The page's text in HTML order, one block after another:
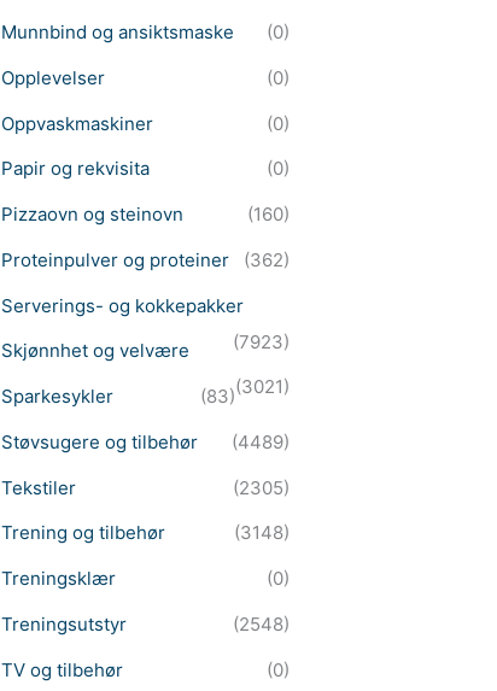
Munnbind og ansiktsmaske
(0)
Opplevelser
(0)
Oppvaskmaskiner
(0)
Papir og rekvisita
(0)
Pizzaovn og steinovn
(160)
Proteinpulver og proteiner
(362)
Serverings- og kokkepakker
(7923)
Skjønnhet og velvære
(3021)
Sparkesykler
(83)
Støvsugere og tilbehør
(4489)
Tekstiler
(2305)
Trening og tilbehør
(3148)
Treningsklær
(0)
Treningsutstyr
(2548)
TV og tilbehør
(0)